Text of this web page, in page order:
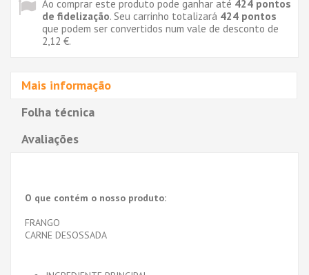
Ao comprar este produto pode ganhar até 424 pontos
de fidelização. Seu carrinho totalizará 424 pontos
que podem ser convertidos num vale de desconto de
2,12 €.
Mais informação
Folha técnica
Avaliações
O que contém o nosso produto:
FRANGO
CARNE DESOSSADA